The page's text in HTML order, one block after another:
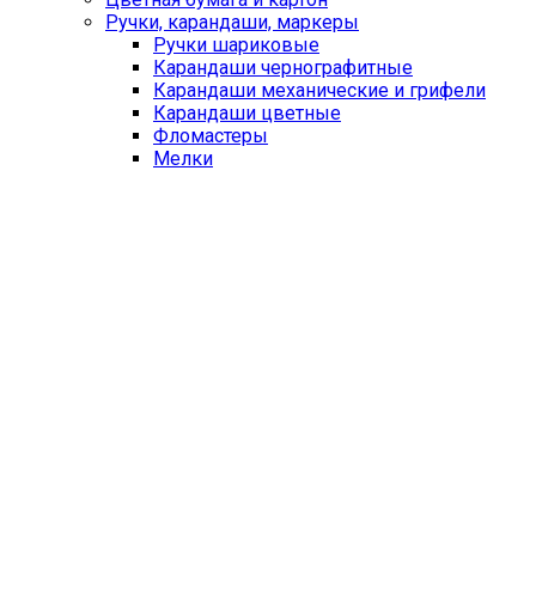
Ручки, карандаши, маркеры
Ручки шариковые
Карандаши чернографитные
Карандаши механические и грифели
Карандаши цветные
Фломастеры
Мелки